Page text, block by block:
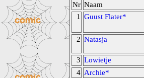
Nr Naam
1
Guust Flater*
2 Natasja
3 Lowietje
4 Archie*